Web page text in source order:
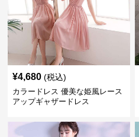
¥4,680 (税込)
カラードレス 優美な姫風レース
アップギャザードレス